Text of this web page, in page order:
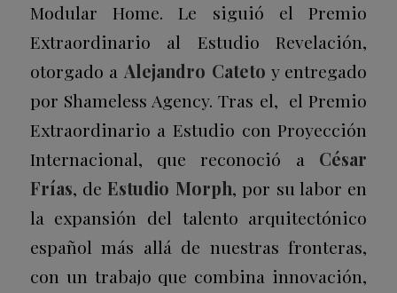
Modular Home. Le siguió el Premio
Extraordinario al Estudio Revelación,
otorgado aAlejandro Cateto y entregado
por Shameless Agency. Tras el, el Premio
Extraordinario a Estudio con Proyección
Internacional, que reconoció a César
Frías, de Estudio Morph, por su labor en
la expansión del talento arquitectónico
español más allá de nuestras fronteras,
con un trabajo que combina innovación,